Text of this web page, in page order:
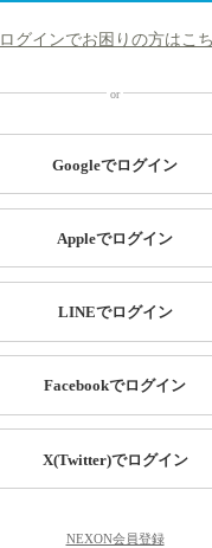
ログインでお困りの方はこ
Googleでログイン
Appleでログイン
LINEでログイン
Facebookでログイン
X(Twitter)でログイン
NEXON会員登録